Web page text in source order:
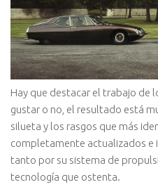
Hay que destacar el trabajo de
gustar o no, el resultado está
silueta y los rasgos que más
completamente actualizados e
tanto por su sistema de
tecnología que ostenta.